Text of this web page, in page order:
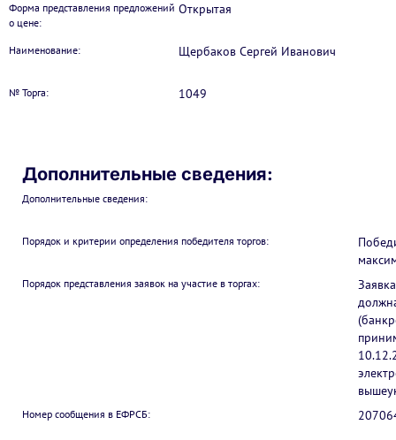
Форма представления предложений
о цене:
Открытая
Наименование: Щербаков Сергей Иванович
№ Торга: 1049
Дополнительные сведения:
Дополнительные сведения:
Порядок и критерии определения победителя торгов:
Порядок представления заявок на участие в торгах:
Номер сообщения в ЕФРСБ: